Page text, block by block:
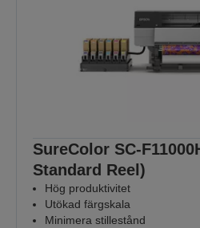
SureColor SC-
Standard Reel)
Hög produktivitet
Utökad färgskala
Minimera stillestånd